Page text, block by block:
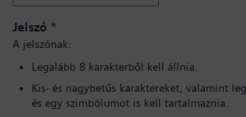
Jelszó *
A jelszónak:
Legalább 8 karakterből kell állnia.
Kis- és nagybetűs karaktereket, valamint
és egy szimbólumot is kell tartalmaznia.